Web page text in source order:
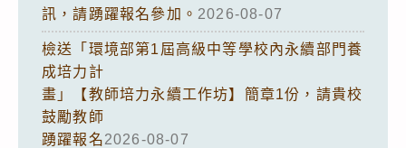
訊，請踴躍報名參加。 2026-08-07
檢送「環境部第1屆高級中等學校內永續部門養
成培力計
畫」【教師培力永續工作坊】簡章1份，請貴校
鼓勵教師
踴躍報名2026-08-07